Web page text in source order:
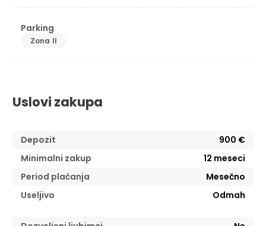
Parking
Zona II
Uslovi zakupa
Depozit
900 €
Minimalni zakup
12 meseci
Period plaćanja
Mesečno
Useljivo
Odmah